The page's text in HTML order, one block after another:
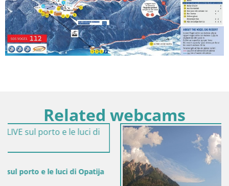
Related webcams